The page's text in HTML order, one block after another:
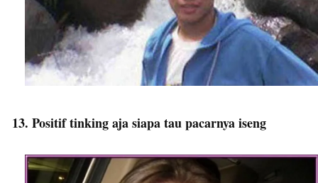
13. Positif tinking aja siapa tau pacarnya iseng